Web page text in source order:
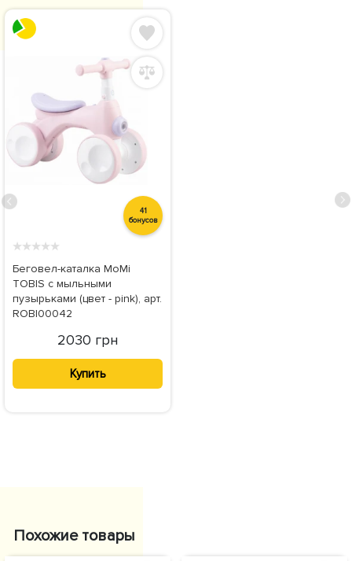
41
бонусов
★★★★★
Беговел-каталка MoMi
TOBIS с мыльными
пузырьками (цвет - pink), арт.
ROBI00042
2030 грн
Купить
Похожие товары